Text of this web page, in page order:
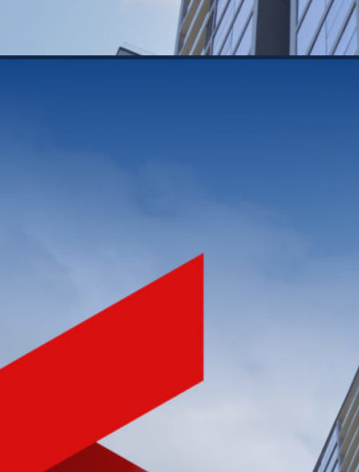
NHÀ PHÁT TRIỂN BẤT ĐỘNG SẢN
CHẤT LƯỢNG HÀNG ĐẦU